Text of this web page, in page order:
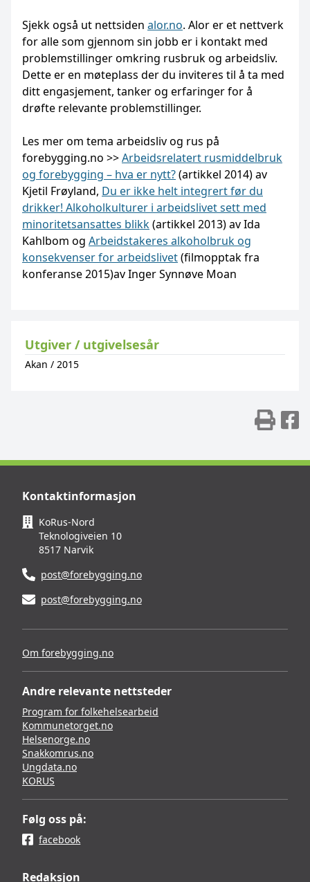
Sjekk også ut nettsiden alor.no. Alor er et nettverk
for alle som gjennom sin jobb er i kontakt med
problemstillinger omkring rusbruk og arbeidsliv.
Dette er en møteplass der du inviteres til å ta med
ditt engasjement, tanker og erfaringer for å
drøfte relevante problemstillinger.
Les mer om tema arbeidsliv og rus på
forebygging.no >>Arbeidsrelatert rusmiddelbruk
og forebygging – hva er nytt?(artikkel 2014) av
Kjetil Frøyland, Du er ikke helt integrert før du
drikker! Alkoholkulturer i arbeidslivet sett med
minoritetsansattes blikk(artikkel 2013) av Ida
Kahlbom og Arbeidstakeres alkoholbruk og
konsekvenser for arbeidslivet(filmopptak fra
konferanse 2015)av Inger Synnøve Moan
Utgiver / utgivelsesår
Akan / 2015
Kontaktinformasjon
KoRus-Nord
Teknologiveien 10
8517 Narvik
post@forebygging.no
post@forebygging.no
Om forebygging.no
Andre relevante nettsteder
Program for folkehelsearbeid
Kommunetorget.no
Helsenorge.no
Snakkomrus.no
Ungdata.no
KORUS
Følg oss på:
facebook
Redaksjon